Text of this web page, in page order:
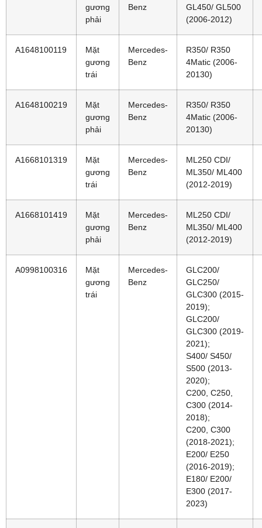
gương
phải
Benz
GL450/ GL500
(2006-2012)
A1648100119
Mặt
gương
trái
Mercedes-
Benz
R350/ R350
4Matic (2006-
20130)
A1648100219
Mặt
gương
phải
Mercedes-
Benz
R350/ R350
4Matic (2006-
20130)
A1668101319
Mặt
gương
trái
Mercedes-
Benz
ML250 CDI/
ML350/ ML400
(2012-2019)
A1668101419
Mặt
gương
phải
Mercedes-
Benz
ML250 CDI/
ML350/ ML400
(2012-2019)
A0998100316
Mặt
gương
trái
Mercedes-
Benz
GLC200/
GLC250/
GLC300 (2015-
2019);
GLC200/
GLC300 (2019-
2021);
S400/ S450/
S500 (2013-
2020);
C200, C250,
C300 (2014-
2018);
C200, C300
(2018-2021);
E200/ E250
(2016-2019);
E180/ E200/
E300 (2017-
2023)